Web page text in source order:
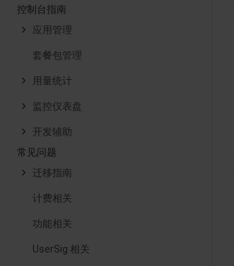
控制台指南
应用管理
套餐包管理
用量统计
监控仪表盘
开发辅助
常见问题
迁移指南
计费相关
功能相关
UserSig 相关